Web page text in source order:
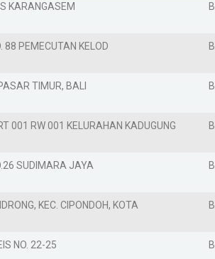
KARANGASEM
PEMECUTAN KELOD
TIMUR, BALI
001 RW 001 KELURAHAN KADUGUNG
SUDIMARA JAYA
KEC. CIPONDOH, KOTA
NO. 22-25